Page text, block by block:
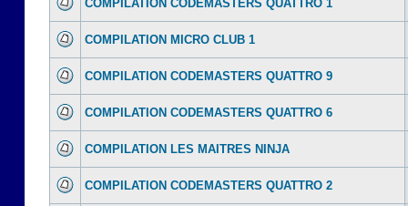
COMPILATION CODEMASTERS QUATTRO 1
COMPILATION MICRO CLUB 1
COMPILATION CODEMASTERS QUATTRO 9
COMPILATION CODEMASTERS QUATTRO 6
COMPILATION LES MAITRES NINJA
COMPILATION CODEMASTERS QUATTRO 2